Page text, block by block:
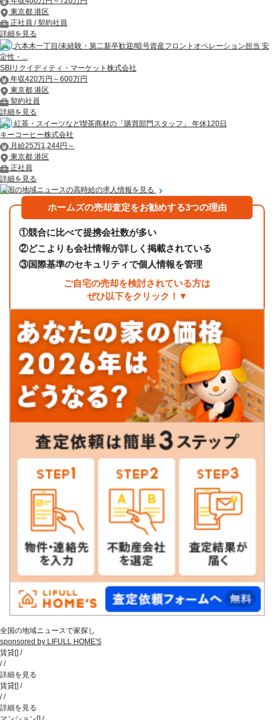
東京都 港区
正社員 / 契約社員
詳細を見る
六本木一丁目/未経験・第二新卒歓迎/暗号資産フロントオペレーション担当 安
定性・...
SBIリクイディティ・マーケット株式会社
年収420万円～600万円
東京都 港区
契約社員
詳細を見る
紅茶・スイーツなど喫茶商材の「購買部門スタッフ」 年休120日
キーコーヒー株式会社
月給25万1,244円～
東京都 港区
正社員
詳細を見る
全国の地域ニュースの高時給の求人情報を見る
ホームズの売却査定をお勧めする3つの理由
①競合に比べて提携会社数が多い
②どこよりも会社情報が詳しく掲載されている
③国際基準のセキュリティで個人情報を管理
ご自宅の売却を検討されている方は
ぜひ以下をクリック！▼
全国の地域ニュースで家探し
sponsored by LIFULL HOME'S
賃貸[] /
//
詳細を見る
賃貸[] /
//
詳細を見る